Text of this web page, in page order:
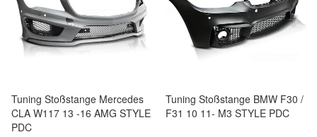
Tuning Stoßstange Mercedes
CLA W117 13 -16 AMG STYLE
PDC
Tuning Stoßstange BMW F30 /
F31 10 11- M3 STYLE PDC